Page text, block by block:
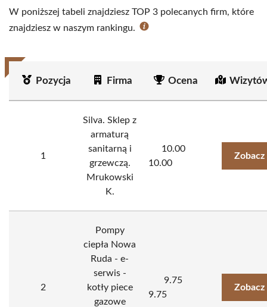
W poniższej tabeli znajdziesz TOP 3 polecanych firm, które
znajdziesz w naszym rankingu.
Pozycja Firma Ocena
1
Silva. Sklep z
armaturą
sanitarną i
grzewczą.
Mrukowski
K.
10.00
10.00
Zobacz
2
Pompy
ciepła Nowa
Ruda - e-
serwis -
kotły piece
gazowe
9.75
9.75
Zobacz